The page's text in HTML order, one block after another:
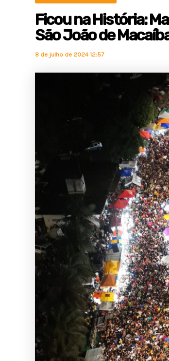
Ficou na História:
São João de
8 de julho de 2024 12:57